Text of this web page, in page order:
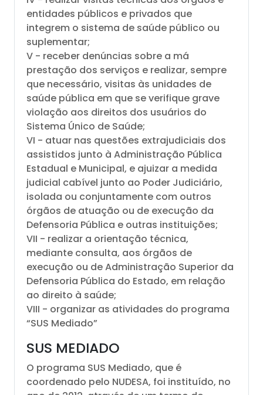
entidades públicos e privados que
integrem o sistema de saúde público ou
suplementar;
V - receber denúncias sobre a má
prestação dos serviços e realizar, sempre
que necessário, visitas às unidades de
saúde pública em que se verifique grave
violação aos direitos dos usuários do
Sistema Único de Saúde;
VI - atuar nas questões extrajudiciais dos
assistidos junto à Administração Pública
Estadual e Municipal, e ajuizar a medida
judicial cabível junto ao Poder Judiciário,
isolada ou conjuntamente com outros
órgãos de atuação ou de execução da
Defensoria Pública e outras instituições;
VII - realizar a orientação técnica,
mediante consulta, aos órgãos de
execução ou de Administração Superior da
Defensoria Pública do Estado, em relação
ao direito à saúde;
VIII - organizar as atividades do programa
“SUS Mediado”
SUS MEDIADO
O programa SUS Mediado, que é
coordenado pelo NUDESA, foi instituído, no